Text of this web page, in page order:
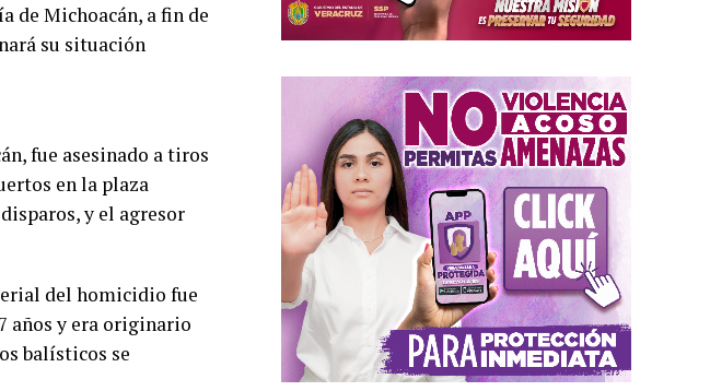
de Michoacán, a fin de
su situación
fue asesinado a tiros
en la plaza
y el agresor
del homicidio fue
años y era originario
balísticos se